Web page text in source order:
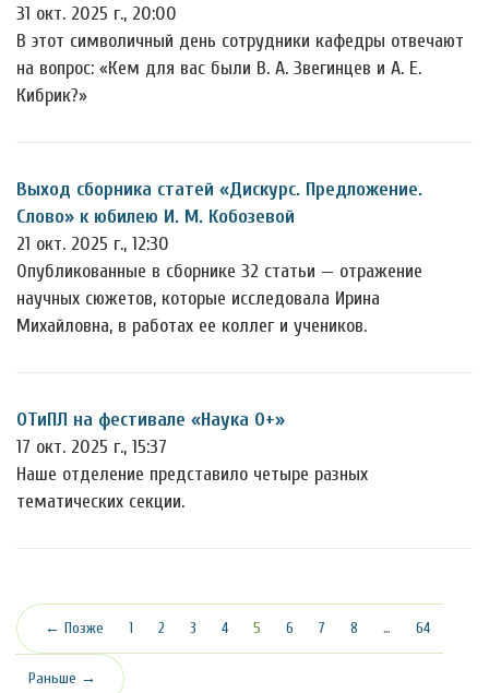
31 окт. 2025 г., 20:00
В этот символичный день сотрудники кафедры отвечают
на вопрос: «Кем для вас были В. А. Звегинцев и А. Е.
Кибрик?»
Выход сборника статей «Дискурс. Предложение.
Слово» к юбилею И. М. Кобозевой
21 окт. 2025 г., 12:30
Опубликованные в сборнике 32 статьи — отражение
научных сюжетов, которые исследовала Ирина
Михайловна, в работах ее коллег и учеников.
ОТиПЛ на фестивале «Наука 0+»
17 окт. 2025 г., 15:37
Наше отделение представило четыре разных
тематических секции.
← Позже 1 2 3 4 5 (текущая)
6 7 8 … 64
Раньше →